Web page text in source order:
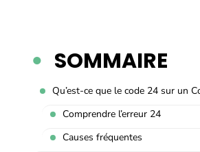
SOMMAIRE
Qu’est-ce que le code 24 sur un
Comprendre l’erreur 24
Causes fréquentes